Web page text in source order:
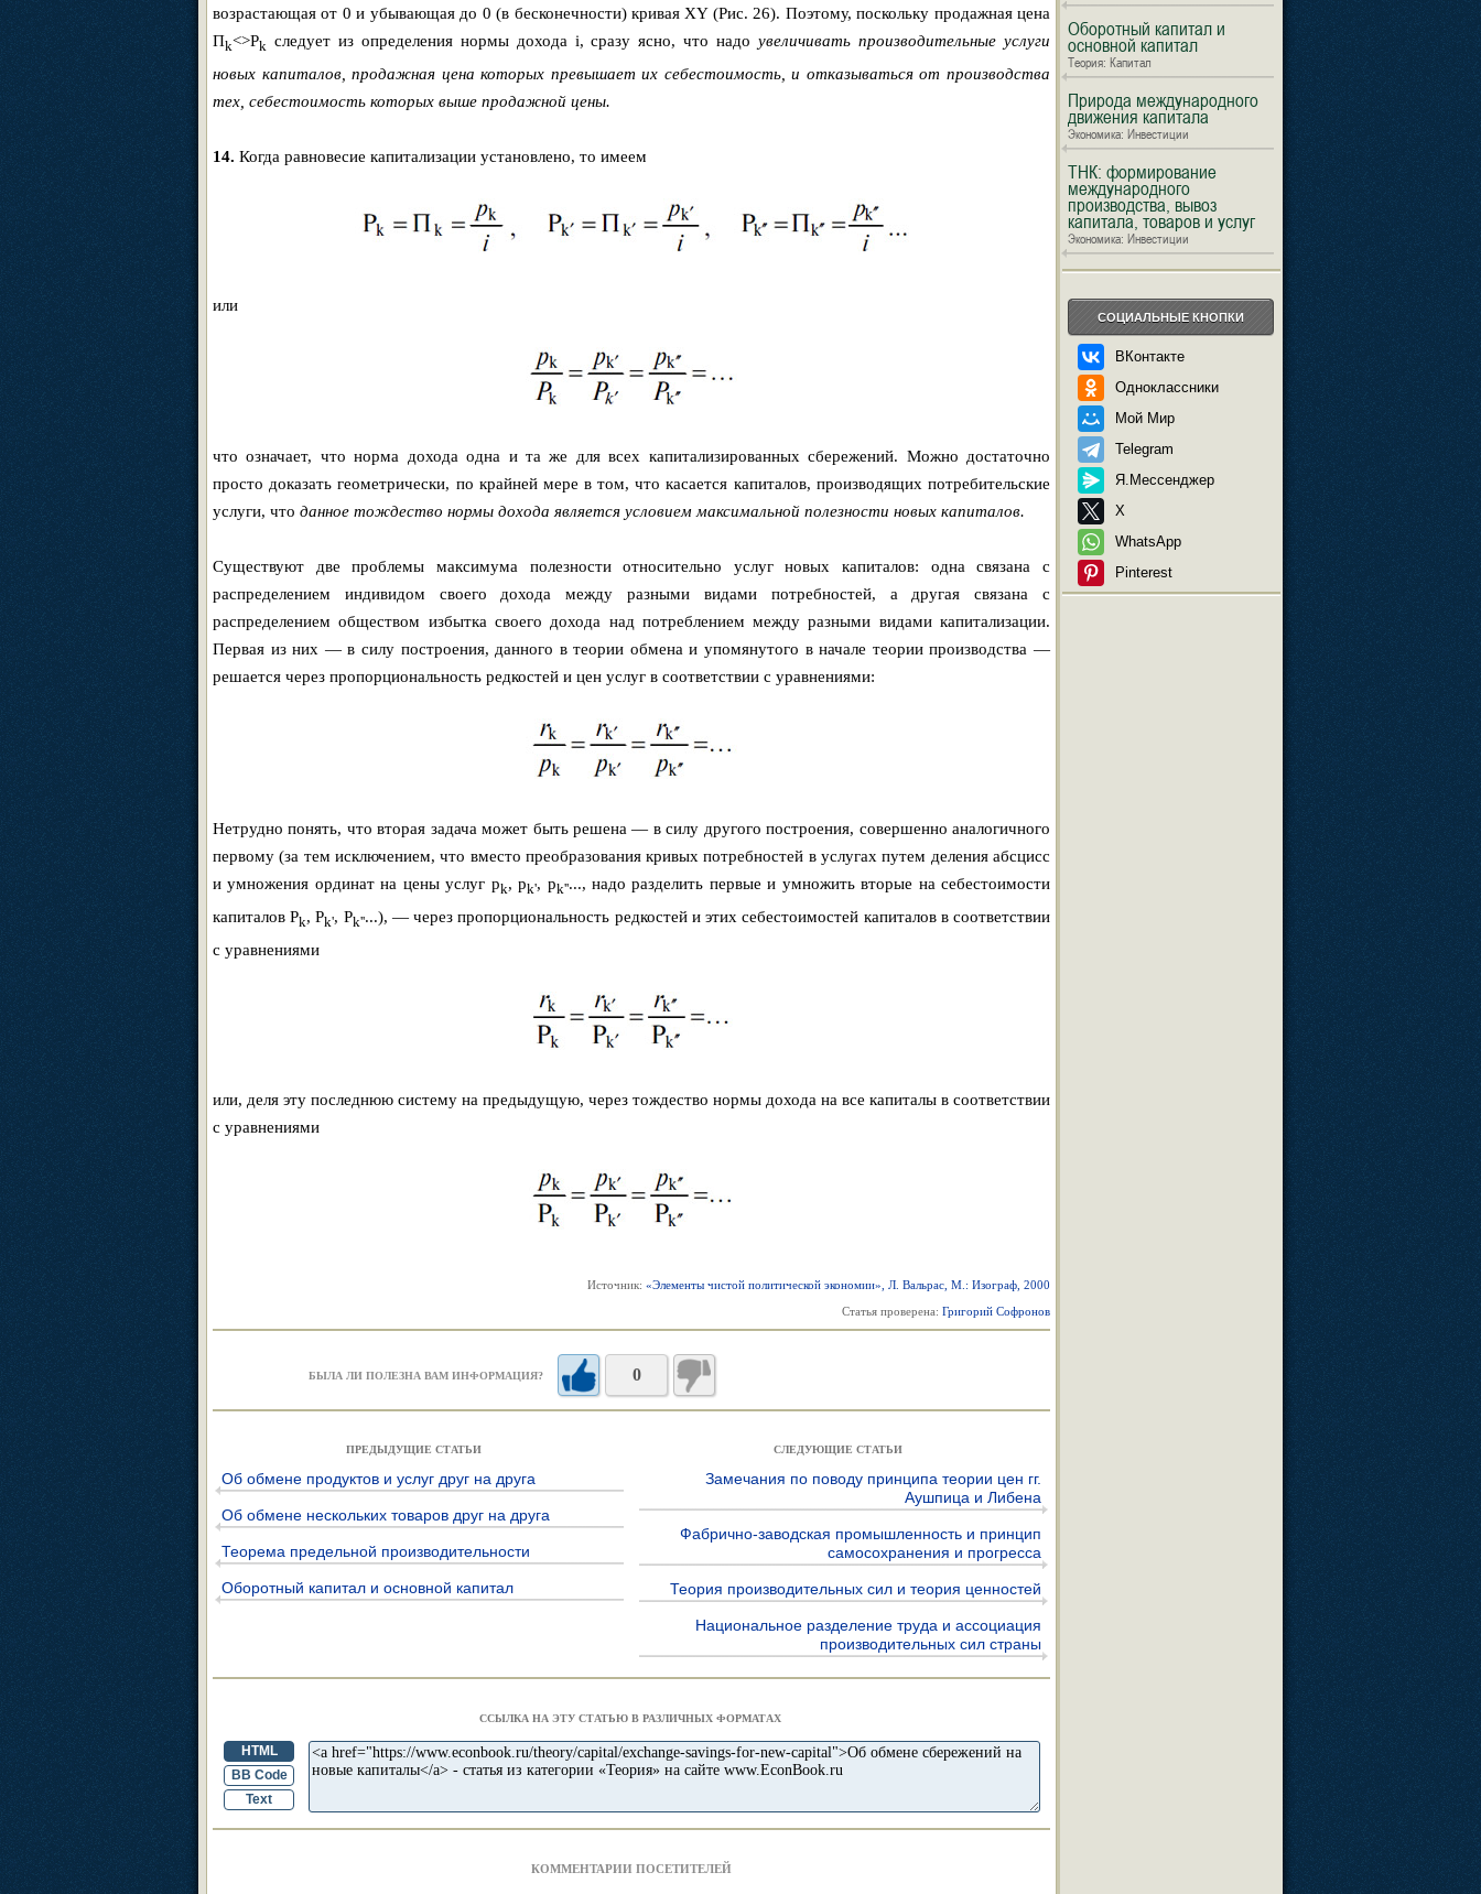
возрастающая от 0 и убывающая до 0 (в бесконечности) кривая XY (Рис. 26). Поэтому, поскольку продажная цена
Πk<>Pk следует из определения нормы дохода i, сразу ясно, что надоувеличивать производительные услуги
новых капиталов, продажная цена которых превышает их себестоимость, и отказываться от производства
тех, себестоимость которых выше продажной цены.
14. Когда равновесие капитализации установлено, то имеем
или
что означает, что норма дохода одна и та же для всех капитализированных сбережений. Можно достаточно
просто доказать геометрически, по крайней мере в том, что касается капиталов, производящих потребительские
услуги, что данное тождество нормы дохода является условием максимальной полезности новых капиталов.
Существуют две проблемы максимума полезности относительно услуг новых капиталов: одна связана с
распределением индивидом своего дохода между разными видами потребностей, а другая связана с
распределением обществом избытка своего дохода над потреблением между разными видами капитализации.
Первая из них — в силу построения, данного в теории обмена и упомянутого в начале теории производства —
решается через пропорциональность редкостей и цен услуг в соответствии с уравнениями:
Нетрудно понять, что вторая задача может быть решена — в силу другого построения, совершенно аналогичного
первому (за тем исключением, что вместо преобразования кривых потребностей в услугах путем деления абсцисс
и умножения ординат на цены услуг pk, pk', pk''..., надо разделить первые и умножить вторые на себестоимости
капиталов Pk, Pk', Pk''...), — через пропорциональность редкостей и этих себестоимостей капиталов в соответствии
с уравнениями
или, деля эту последнюю систему на предыдущую, через тождество нормы дохода на все капиталы в соответствии
с уравнениями
Источник: «Элементы чистой политической экономии», Л. Вальрас, М.: Изограф, 2000
Статья проверена: Григорий Софронов
БЫЛА ЛИ ПОЛЕЗНА ВАМ ИНФОРМАЦИЯ? 0
ПРЕДЫДУЩИЕ СТАТЬИ
Об обмене продуктов и услуг друг на друга
Об обмене нескольких товаров друг на друга
Теорема предельной производительности
Оборотный капитал и основной капитал
СЛЕДУЮЩИЕ СТАТЬИ
Замечания по поводу принципа теории цен гг.
Аушпица и Либена
Фабрично-заводская промышленность и принцип
самосохранения и прогресса
Теория производительных сил и теория ценностей
Национальное разделение труда и ассоциация
производительных сил страны
ССЫЛКА НА ЭТУ СТАТЬЮ В РАЗЛИЧНЫХ ФОРМАТАХ
HTML
BB Code
Text
КОММЕНТАРИИ ПОСЕТИТЕЛЕЙ
Оборотный капитал и
основной капитал
Теория: Капитал
Природа международного
движения капитала
Экономика: Инвестиции
ТНК: формирование
международного
производства, вывоз
капитала, товаров и услуг
Экономика: Инвестиции
СОЦИАЛЬНЫЕ КНОПКИ
ВКонтакте
Одноклассники
Мой Мир
Telegram
Я.Мессенджер
X
WhatsApp
Pinterest